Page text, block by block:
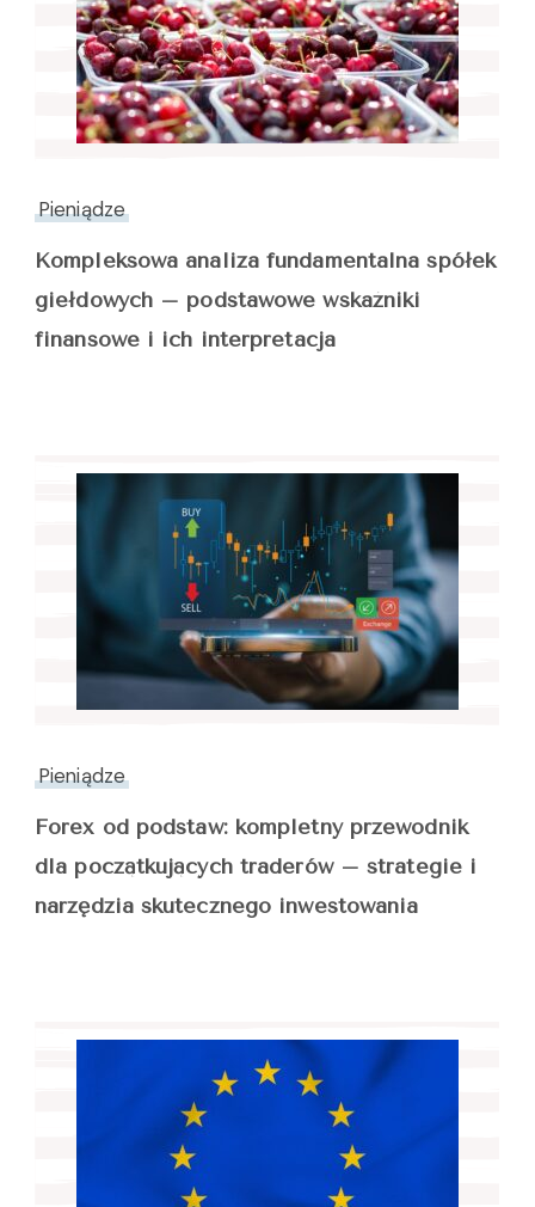
Pieniądze
Kompleksowa analiza fundamentalna spółek
giełdowych – podstawowe wskaźniki
finansowe i ich interpretacja
Pieniądze
Forex od podstaw: kompletny przewodnik
dla początkujących traderów – strategie i
narzędzia skutecznego inwestowania